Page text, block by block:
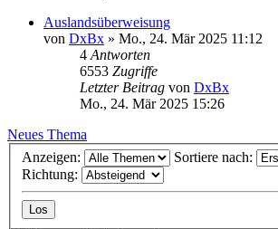
Auslandsüberweisung
von DxBx » Mo., 24. Mär 2025 11:12
4 Antworten
6553 Zugriffe
Letzter Beitrag von DxBx
Mo., 24. Mär 2025 15:26
Neues Thema
Anzeigen:
Sortiere nach:
Richtung: